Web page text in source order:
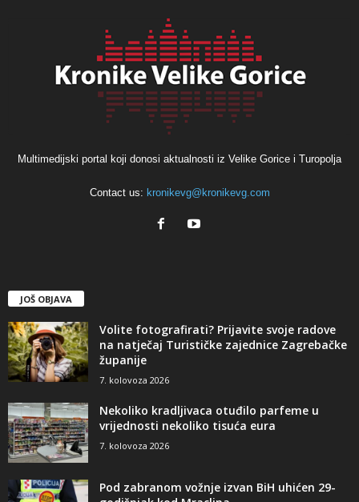
Multimedijski portal koji donosi aktualnosti iz Velike Gorice i Turopolja
Contact us: kronikevg@kronikevg.com
JOŠ OBJAVA
Volite fotografirati? Prijavite svoje radove
na natječaj Turističke zajednice Zagrebačke
županije
7. kolovoza 2026
Nekoliko kradljivaca otuđilo parfeme u
vrijednosti nekoliko tisuća eura
7. kolovoza 2026
Pod zabranom vožnje izvan BiH uhićen 29-